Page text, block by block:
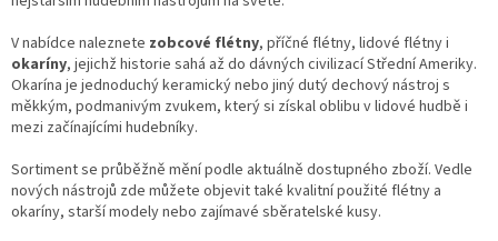
V nabídce naleznete zobcové flétny, příčné flétny, lidové flétny i
okaríny, jejichž historie sahá až do dávných civilizací Střední Ameriky.
Okarína je jednoduchý keramický nebo jiný dutý dechový nástroj s
měkkým, podmanivým zvukem, který si získal oblibu v lidové hudbě i
mezi začínajícími hudebníky.
Sortiment se průběžně mění podle aktuálně dostupného zboží. Vedle
nových nástrojů zde můžete objevit také kvalitní použité flétny a
okaríny, starší modely nebo zajímavé sběratelské kusy.